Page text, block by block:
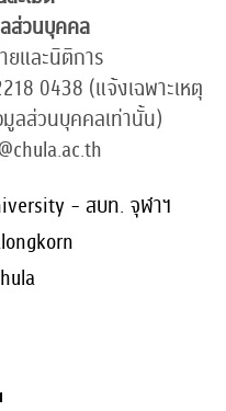
ส่วนบุคคล
และนิติการ
0438 (แจ้งเฉพาะเหตุ
ลส่วนบุคคลเท่านั้น)
- สบท. จุฬาฯ